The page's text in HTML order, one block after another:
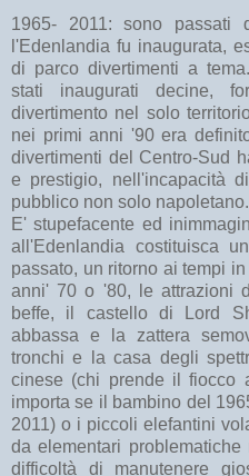
1965- 2011: sono passati
l'Edenlandia fu inaugurata,
di parco divertimenti a
stati inaugurati decine,
divertimento nel solo
nei primi anni '90 era
divertimenti del Centro-Sud
e prestigio, nell'incapacità
pubblico non solo napoletano.
E' stupefacente ed
all'Edenlandia costituisca
passato, un ritorno ai tempi
anni' 70 o '80, le attrazioni
beffe, il castello di Lord
abbassa e la zattera
tronchi e la casa degli
cinese (chi prende il fiocco
importa se il bambino del
2011) o i piccoli elefantini
da elementari
difficoltà di manutenere